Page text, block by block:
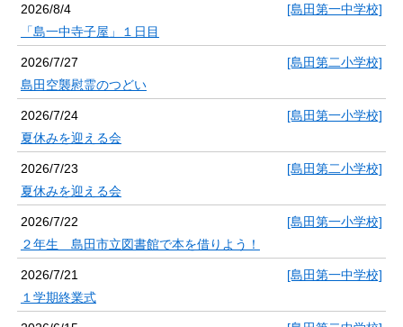
2026/8/4
[島田第一中学校]
「島一中寺子屋」１日目
2026/7/27
[島田第二小学校]
島田空襲慰霊のつどい
2026/7/24
[島田第一小学校]
夏休みを迎える会
2026/7/23
[島田第二小学校]
夏休みを迎える会
2026/7/22
[島田第一小学校]
２年生 島田市立図書館で本を借りよう！
2026/7/21
[島田第一中学校]
１学期終業式